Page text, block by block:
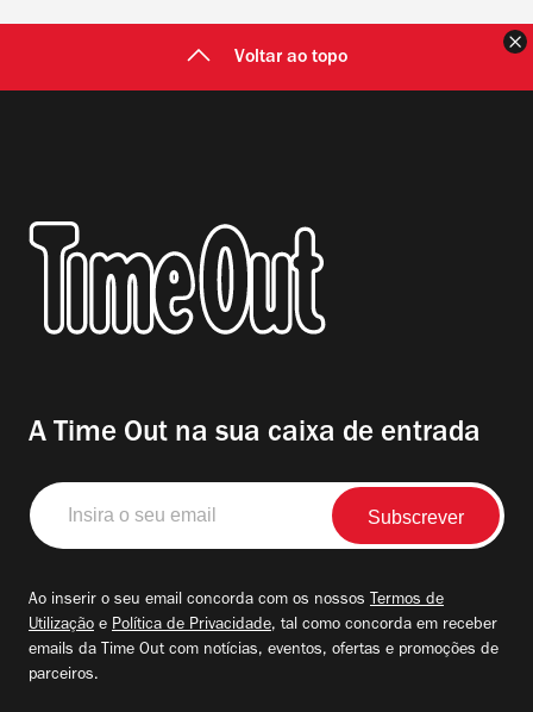
Voltar ao topo
A Time Out na sua caixa de entrada
Insira
o
seu
Ao inserir o seu email concorda com os nossos Termos de
Utilização e Política de Privacidade, tal como concorda em receber
emails da Time Out com notícias, eventos, ofertas e promoções de
parceiros.